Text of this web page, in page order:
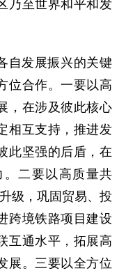
乃至世界和平和发
自发展振兴的关键
位合作。一要以高
，在涉及彼此核心
相互支持，推进发
此坚强的后盾，在
二要以高质量共
级，巩固贸易、投
跨境铁路项目建设
互通水平，拓展高
展。三要以全方位